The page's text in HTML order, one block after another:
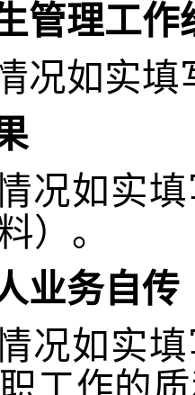
管理工作
况如实
况如实
）。
业务自传
况如实